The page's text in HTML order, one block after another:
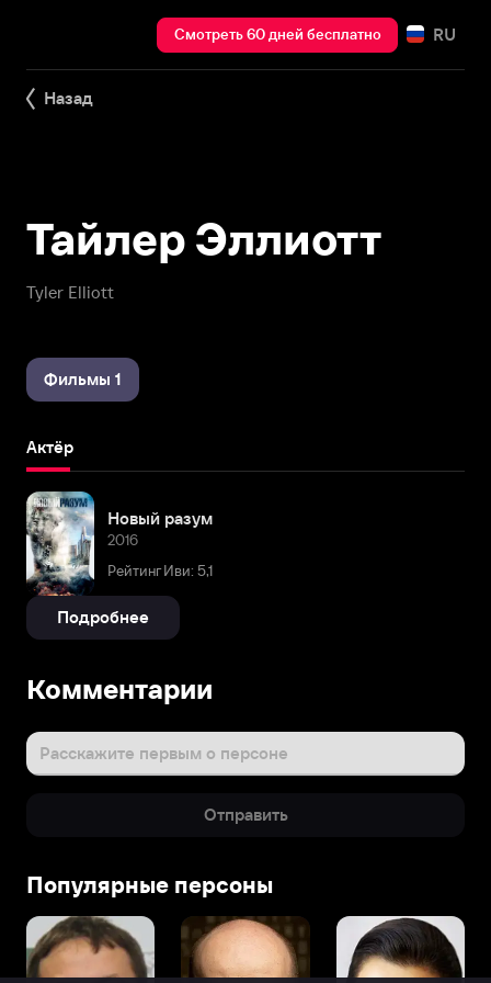
Смотреть 60 дней бесплатно RU
Назад
Tyler Elliott
Тайлер Эллиотт
Фильмы 1
Актёр
Новый разум
2016
Рейтинг Иви: 5,1
Подробнее
Комментарии
Расскажите первым о персоне
Отправить
Популярные персоны